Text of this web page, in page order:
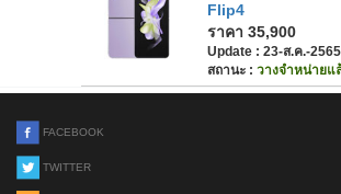
Flip4
ราคา 35,900
Update : 23-ส.ค.-2565
สถานะ : วางจำหน่ายแ
FACEBOOK
TWITTER